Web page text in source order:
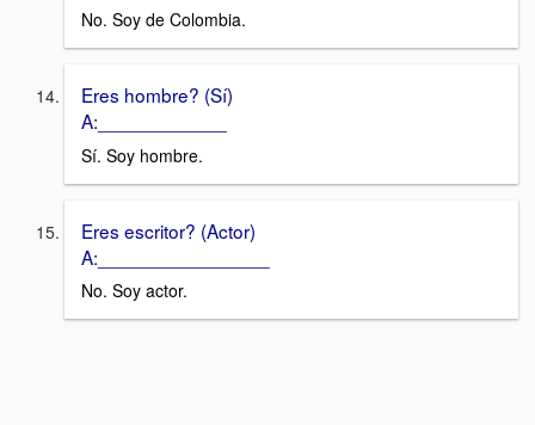
No. Soy de Colombia.
Eres hombre? (Sí)
A:____________
Sí. Soy hombre.
Eres escritor? (Actor)
A:________________
No. Soy actor.